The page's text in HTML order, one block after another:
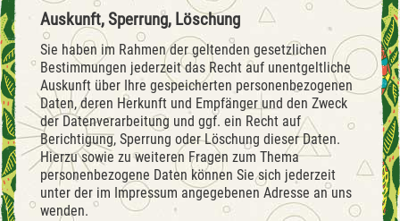
Auskunft, Sperrung, Löschung
Sie haben im Rahmen der geltenden gesetzlichen
Bestimmungen jederzeit das Recht auf unentgeltliche
Auskunft über Ihre gespeicherten personenbezogenen
Daten, deren Herkunft und Empfänger und den Zweck
der Datenverarbeitung und ggf. ein Recht auf
Berichtigung, Sperrung oder Löschung dieser Daten.
Hierzu sowie zu weiteren Fragen zum Thema
personenbezogene Daten können Sie sich jederzeit
unter der im Impressum angegebenen Adresse an uns
wenden.